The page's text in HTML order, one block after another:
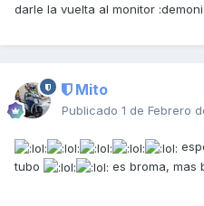
darle la vuelta al monitor
Mito
Publicado 1 de Febrero
tubo
es broma, mas